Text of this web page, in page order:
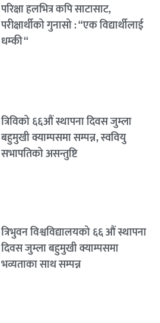
परिक्षा हलभित्र कपि साटासाट,
परीक्षार्थीको गुनासो : “एक विद्यार्थीलाई
धम्की “
त्रिविको ६६औं स्थापना दिवस जुम्ला
बहुमुखी क्याम्पसमा सम्पन्न, स्ववियु
सभापतिको असन्तुष्टि
त्रिभुवन विश्वविद्यालयको ६६ औं स्थापना
दिवस जुम्ला बहुमुखी क्याम्पसमा
भव्यताका साथ सम्पन्न